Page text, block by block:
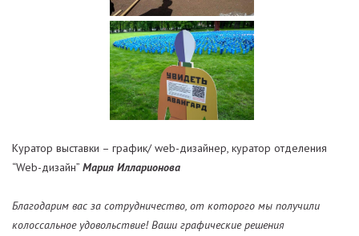
Куратор выставки – график/ web-дизайнер, куратор отделения
“Web-дизайн” Мария Илларионова
Благодарим вас за сотрудничество, от которого мы получили
колоссальное удовольствие! Ваши графические решения